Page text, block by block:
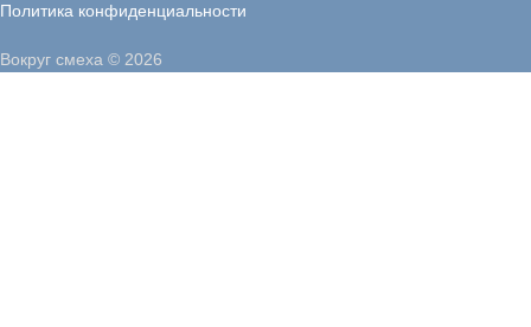
Политика конфиденциальности
Вокруг смеха © 2026